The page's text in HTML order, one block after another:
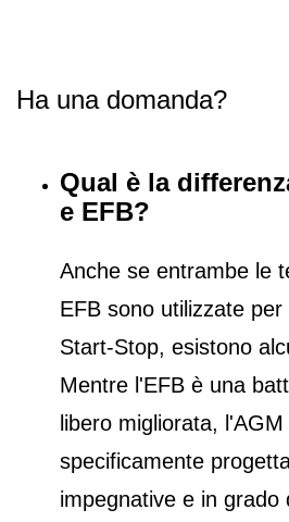
Ha una domanda?
Qual è la
e EFB?
Anche se entrambe le
EFB sono utilizzate per
Start-Stop, esistono
Mentre l'EFB è una
libero migliorata,
specificamente
impegnative e in grado